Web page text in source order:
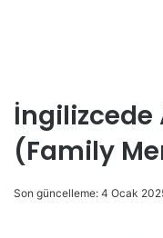
İngilizcede
(Family
Son güncelleme: 4 Ocak